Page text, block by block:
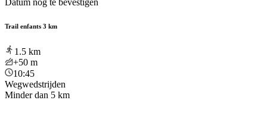
Trail enfants 3 km
1.5 km
+50 m
10:45
Wegwedstrijden
Minder dan 5 km